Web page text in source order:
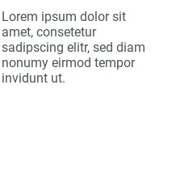
Lorem ipsum dolor sit
amet, consetetur
sadipscing elitr, sed diam
nonumy eirmod tempor
invidunt ut.